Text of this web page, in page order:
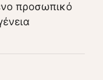
προσωπικό